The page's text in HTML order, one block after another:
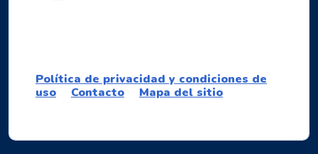
Política de privacidad y condiciones de
uso
Contacto Mapa del sitio